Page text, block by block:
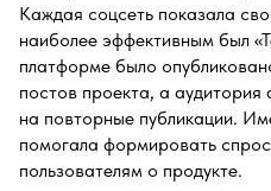
Каждая соцсеть показала
наиболее эффективным был
платформе было
постов проекта, а
на повторные публикации.
помогала формировать
пользователям о продукте.